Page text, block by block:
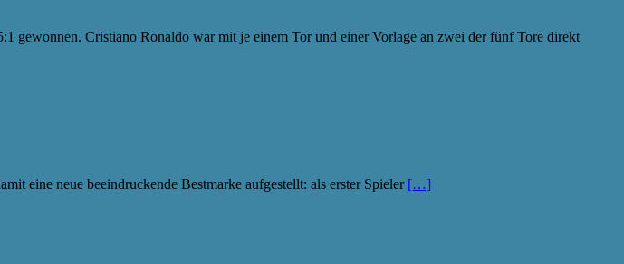
gewonnen. Cristiano Ronaldo war mit je einem Tor und einer Vorlage an zwei der fünf Tore direkt
eine neue beeindruckende Bestmarke aufgestellt: als erster Spieler […]